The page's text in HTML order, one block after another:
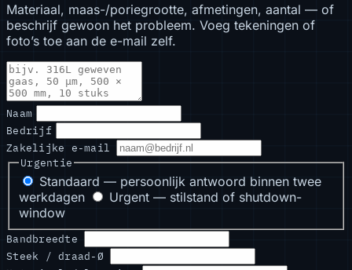
Materiaal, maas-/poriegrootte, afmetingen, aantal — of
beschrijf gewoon het probleem. Voeg tekeningen of
foto’s toe aan de e-mail zelf.
Naam
Bedrijf
Zakelijke e-mail
Urgentie
Standaard — persoonlijk antwoord binnen twee
werkdagen
Urgent — stilstand of shutdown-
window
Bandbreedte
Steek / draad-Ø